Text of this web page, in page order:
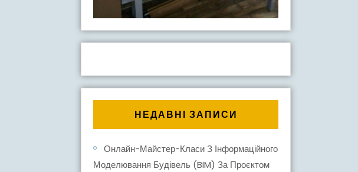
НЕДАВНІ ЗАПИСИ
Онлайн-Майстер-Класи З Інформаційного
Моделювання Будівель (BIM) За Проєктом